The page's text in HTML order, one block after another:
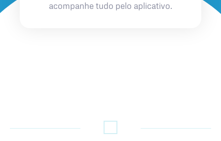
acompanhe tudo pelo aplicativo.